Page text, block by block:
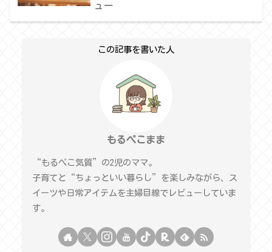
ュー
この記事を書いた人
もるぺこまま
“もるぺこ気質”の2児のママ。
子育てと“ちょっといい暮らし”を楽しみながら、ス
イーツや日常アイテムを主婦目線でレビューしていま
す。